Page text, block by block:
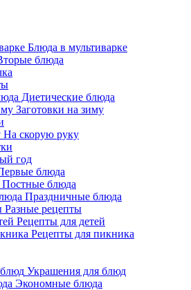
Блюда в мультиварке
блюда
Диетические блюда
Заготовки на зиму
На скорую руку
год
блюда
Постные блюда
Праздничные блюда
Разные рецепты
Рецепты для детей
Рецепты для пикника
Украшения для блюд
Экономные блюда